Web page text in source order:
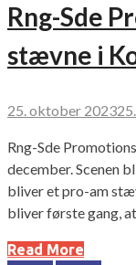
Rng-Sde
stævne i
25. oktober 2023
Rng-Sde
december. Scenen
bliver et pro-am
bliver første gang,
Read More